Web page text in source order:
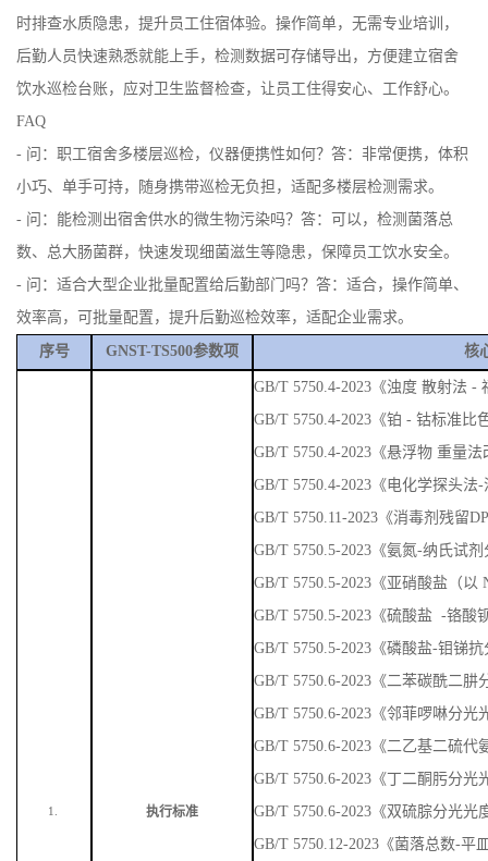
时排查水质隐患，提升员工住宿体验。操作简单，无需专业培训，
后勤人员快速熟悉就能上手，检测数据可存储导出，方便建立宿舍
饮水巡检台账，应对卫生监督检查，让员工住得安心、工作舒心。
FAQ
- 问：职工宿舍多楼层巡检，仪器便携性如何？答：非常便携，体积
小巧、单手可持，随身携带巡检无负担，适配多楼层检测需求。
- 问：能检测出宿舍供水的微生物污染吗？答：可以，检测菌落总
数、总大肠菌群，快速发现细菌滋生等隐患，保障员工饮水安全。
- 问：适合大型企业批量配置给后勤部门吗？答：适合，操作简单、
效率高，可批量配置，提升后勤巡检效率，适配企业需求。
序号 GNST-TS500参数项 核
1. 执行标准
GB/T 5750.4-2023《浊度 散射法
GB/T 5750.4-2023《铂 - 钴标准比
GB/T 5750.4-2023《悬浮物 重量法
GB/T 5750.4-2023《电化学探头法
GB/T 5750.11-2023《消毒剂残留
GB/T 5750.5-2023《氨氮-纳氏试
GB/T 5750.5-2023《亚硝酸盐（
GB/T 5750.5-2023《硫酸盐 -铬酸
GB/T 5750.5-2023《磷酸盐-钼锑
GB/T 5750.6-2023《二苯碳酰二
GB/T 5750.6-2023《邻菲啰啉分光
GB/T 5750.6-2023《二乙基二硫
GB/T 5750.6-2023《丁二酮肟分光
GB/T 5750.6-2023《双硫腙分光光
GB/T 5750.12-2023《菌落总数-平